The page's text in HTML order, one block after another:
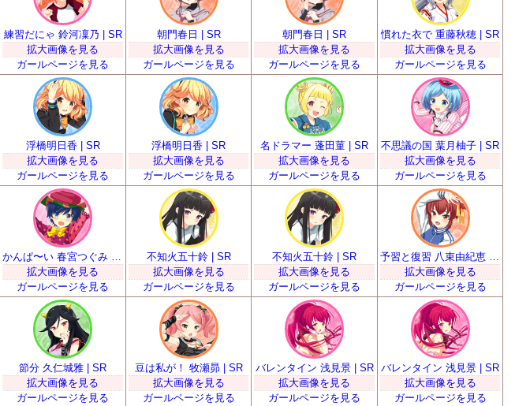
練習だにゃ 鈴河凜乃 | SR
拡大画像を見る
ガールページを見る
朝門春日 | SR
拡大画像を見る
ガールページを見る
朝門春日 | SR
拡大画像を見る
ガールページを見る
慣れた衣で 重藤秋穂 | SR
拡大画像を見る
ガールページを見る
浮橋明日香 | SR
拡大画像を見る
ガールページを見る
浮橋明日香 | SR
拡大画像を見る
ガールページを見る
名ドラマー 蓬田菫 | SR
拡大画像を見る
ガールページを見る
不思議の国 葉月柚子 | SR
拡大画像を見る
ガールページを見る
かんぱ〜い 春宮つぐみ | SR
拡大画像を見る
ガールページを見る
不知火五十鈴 | SR
拡大画像を見る
ガールページを見る
不知火五十鈴 | SR
拡大画像を見る
ガールページを見る
予習と復習 八束由紀恵 | SR
拡大画像を見る
ガールページを見る
節分 久仁城雅 | SR
拡大画像を見る
ガールページを見る
豆は私が！ 牧瀬昴 | SR
拡大画像を見る
ガールページを見る
バレンタイン 浅見景 | SR
拡大画像を見る
ガールページを見る
バレンタイン 浅見景 | SR
拡大画像を見る
ガールページを見る